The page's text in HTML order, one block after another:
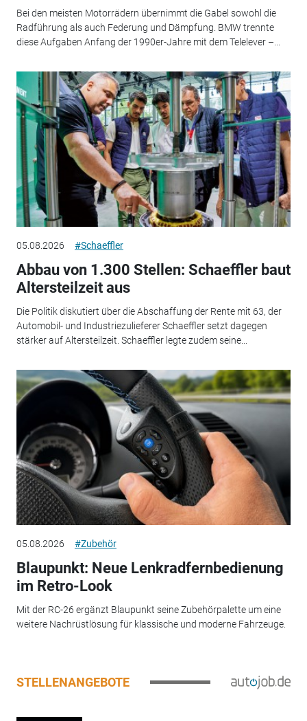
Bei den meisten Motorrädern übernimmt die Gabel sowohl die
Radführung als auch Federung und Dämpfung. BMW trennte
diese Aufgaben Anfang der 1990er-Jahre mit dem Telelever –...
05.08.2026 #Schaeffler
Abbau von 1.300 Stellen: Schaeffler baut
Altersteilzeit aus
Die Politik diskutiert über die Abschaffung der Rente mit 63, der
Automobil- und Industriezulieferer Schaeffler setzt dagegen
stärker auf Altersteilzeit. Schaeffler legte zudem seine...
05.08.2026 #Zubehör
Blaupunkt: Neue Lenkradfernbedienung
im Retro-Look
Mit der RC-26 ergänzt Blaupunkt seine Zubehörpalette um eine
weitere Nachrüstlösung für klassische und moderne Fahrzeuge.
STELLENANGEBOTE